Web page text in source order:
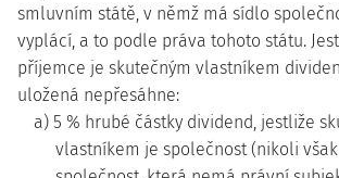
smluvním státě, v němž má sídlo
vyplácí, a to podle práva tohoto státu.
příjemce je skutečným vlastníkem
uložená nepřesáhne:
a) 5 % hrubé částky dividend, jestliže
vlastníkem je společnost (nikoli